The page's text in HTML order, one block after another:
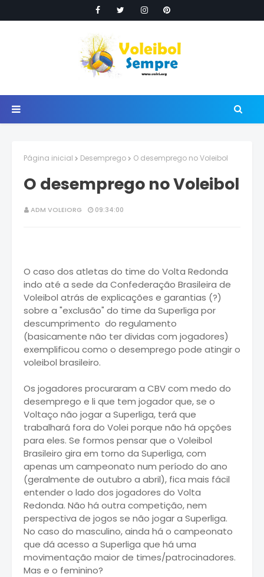
Página inicial Desemprego O desemprego no Voleibol
O desemprego no Voleibol
ADM VOLEIORG 09:34:00
O caso dos atletas do time do Volta Redonda
indo até a sede da Confederação Brasileira de
Voleibol atrás de explicações e garantias (?)
sobre a "exclusão" do time da Superliga por
descumprimento do regulamento
(basicamente não ter dividas com jogadores)
exemplificou como o desemprego pode atingir o
voleibol brasileiro.
Os jogadores procuraram a CBV com medo do
desemprego e li que tem jogador que, se o
Voltaço não jogar a Superliga, terá que
trabalhará fora do Volei porque não há opções
para eles. Se formos pensar que o Voleibol
Brasileiro gira em torno da Superliga, com
apenas um campeonato num período do ano
(geralmente de outubro a abril), fica mais fácil
entender o lado dos jogadores do Volta
Redonda. Não há outra competição, nem
perspectiva de jogos se não jogar a Superliga.
No caso do masculino, ainda há o campeonato
que dá acesso a Superliga que há uma
movimentação maior de times/patrocinadores.
Mas e o feminino?